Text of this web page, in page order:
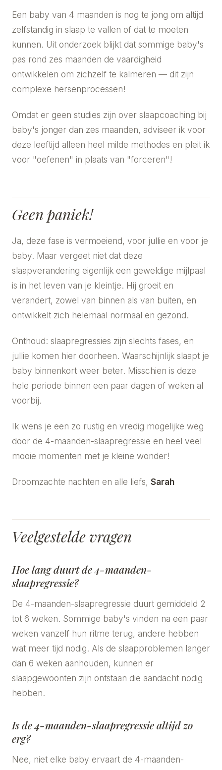
Een baby van 4 maanden is nog te jong om altijd
zelfstandig in slaap te vallen of dat te moeten
kunnen. Uit onderzoek blijkt dat sommige baby's
pas rond zes maanden de vaardigheid
ontwikkelen om zichzelf te kalmeren — dit zijn
complexe hersenprocessen!
Omdat er geen studies zijn over slaapcoaching bij
baby's jonger dan zes maanden, adviseer ik voor
deze leeftijd alleen heel milde methodes en pleit ik
voor "oefenen" in plaats van "forceren"!
Geen paniek!
Ja, deze fase is vermoeiend, voor jullie en voor je
baby. Maar vergeet niet dat deze
slaapverandering eigenlijk een geweldige mijlpaal
is in het leven van je kleintje. Hij groeit en
verandert, zowel van binnen als van buiten, en
ontwikkelt zich helemaal normaal en gezond.
Onthoud: slaapregressies zijn slechts fases, en
jullie komen hier doorheen. Waarschijnlijk slaapt je
baby binnenkort weer beter. Misschien is deze
hele periode binnen een paar dagen of weken al
voorbij.
Ik wens je een zo rustig en vredig mogelijke weg
door de 4-maanden-slaapregressie en heel veel
mooie momenten met je kleine wonder!
Droomzachte nachten en alle liefs, Sarah
Veelgestelde vragen
Hoe lang duurt de 4-maanden-
slaapregressie?
De 4-maanden-slaapregressie duurt gemiddeld 2
tot 6 weken. Sommige baby's vinden na een paar
weken vanzelf hun ritme terug, andere hebben
wat meer tijd nodig. Als de slaapproblemen langer
dan 6 weken aanhouden, kunnen er
slaapgewoonten zijn ontstaan die aandacht nodig
hebben.
Is de 4-maanden-slaapregressie altijd zo
erg?
Nee, niet elke baby ervaart de 4-maanden-